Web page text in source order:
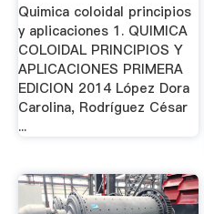
Quimica coloidal principios
y aplicaciones 1. QUIMICA
COLOIDAL PRINCIPIOS Y
APLICACIONES PRIMERA
EDICION 2014 López Dora
Carolina, Rodríguez César
...